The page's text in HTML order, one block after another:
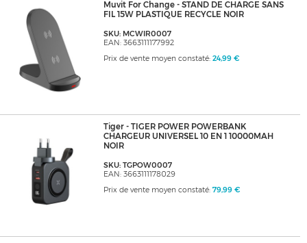
Muvit For Change - STAND DE CHARGE SANS
FIL 15W PLASTIQUE RECYCLE NOIR
SKU: MCWIR0007
EAN: 3663111177992
Prix de vente moyen constaté: 24,99 €
Tiger - TIGER POWER POWERBANK
CHARGEUR UNIVERSEL 10 EN 1 10000MAH
NOIR
SKU: TGPOW0007
EAN: 3663111178029
Prix de vente moyen constaté: 79,99 €